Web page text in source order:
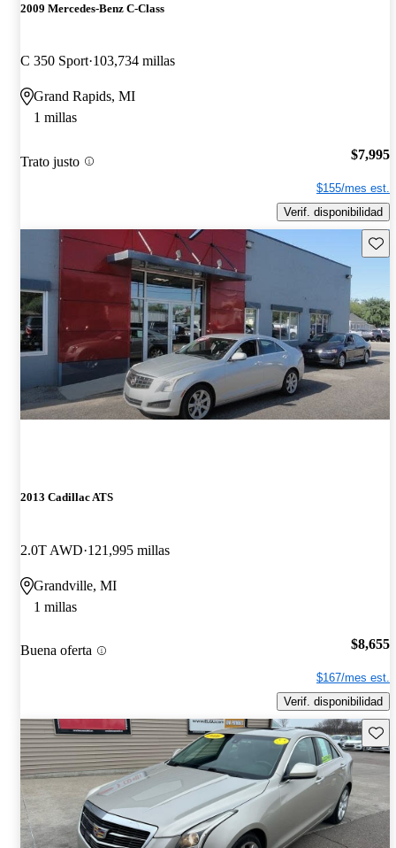
2009 Mercedes-Benz C-Class
C 350 Sport 103,734 millas
Grand Rapids, MI
1 millas
Trato justo $7,995
$155/mes est.
Verif. disponibilidad
2013 Cadillac ATS
2.0T AWD 121,995 millas
Grandville, MI
1 millas
Buena oferta $8,655
$167/mes est.
Verif. disponibilidad